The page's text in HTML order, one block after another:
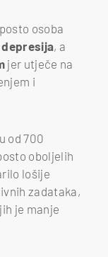
osoba
, a
jer utječe na
i
od 700
oboljelih
lošije
zadataka,
je manje